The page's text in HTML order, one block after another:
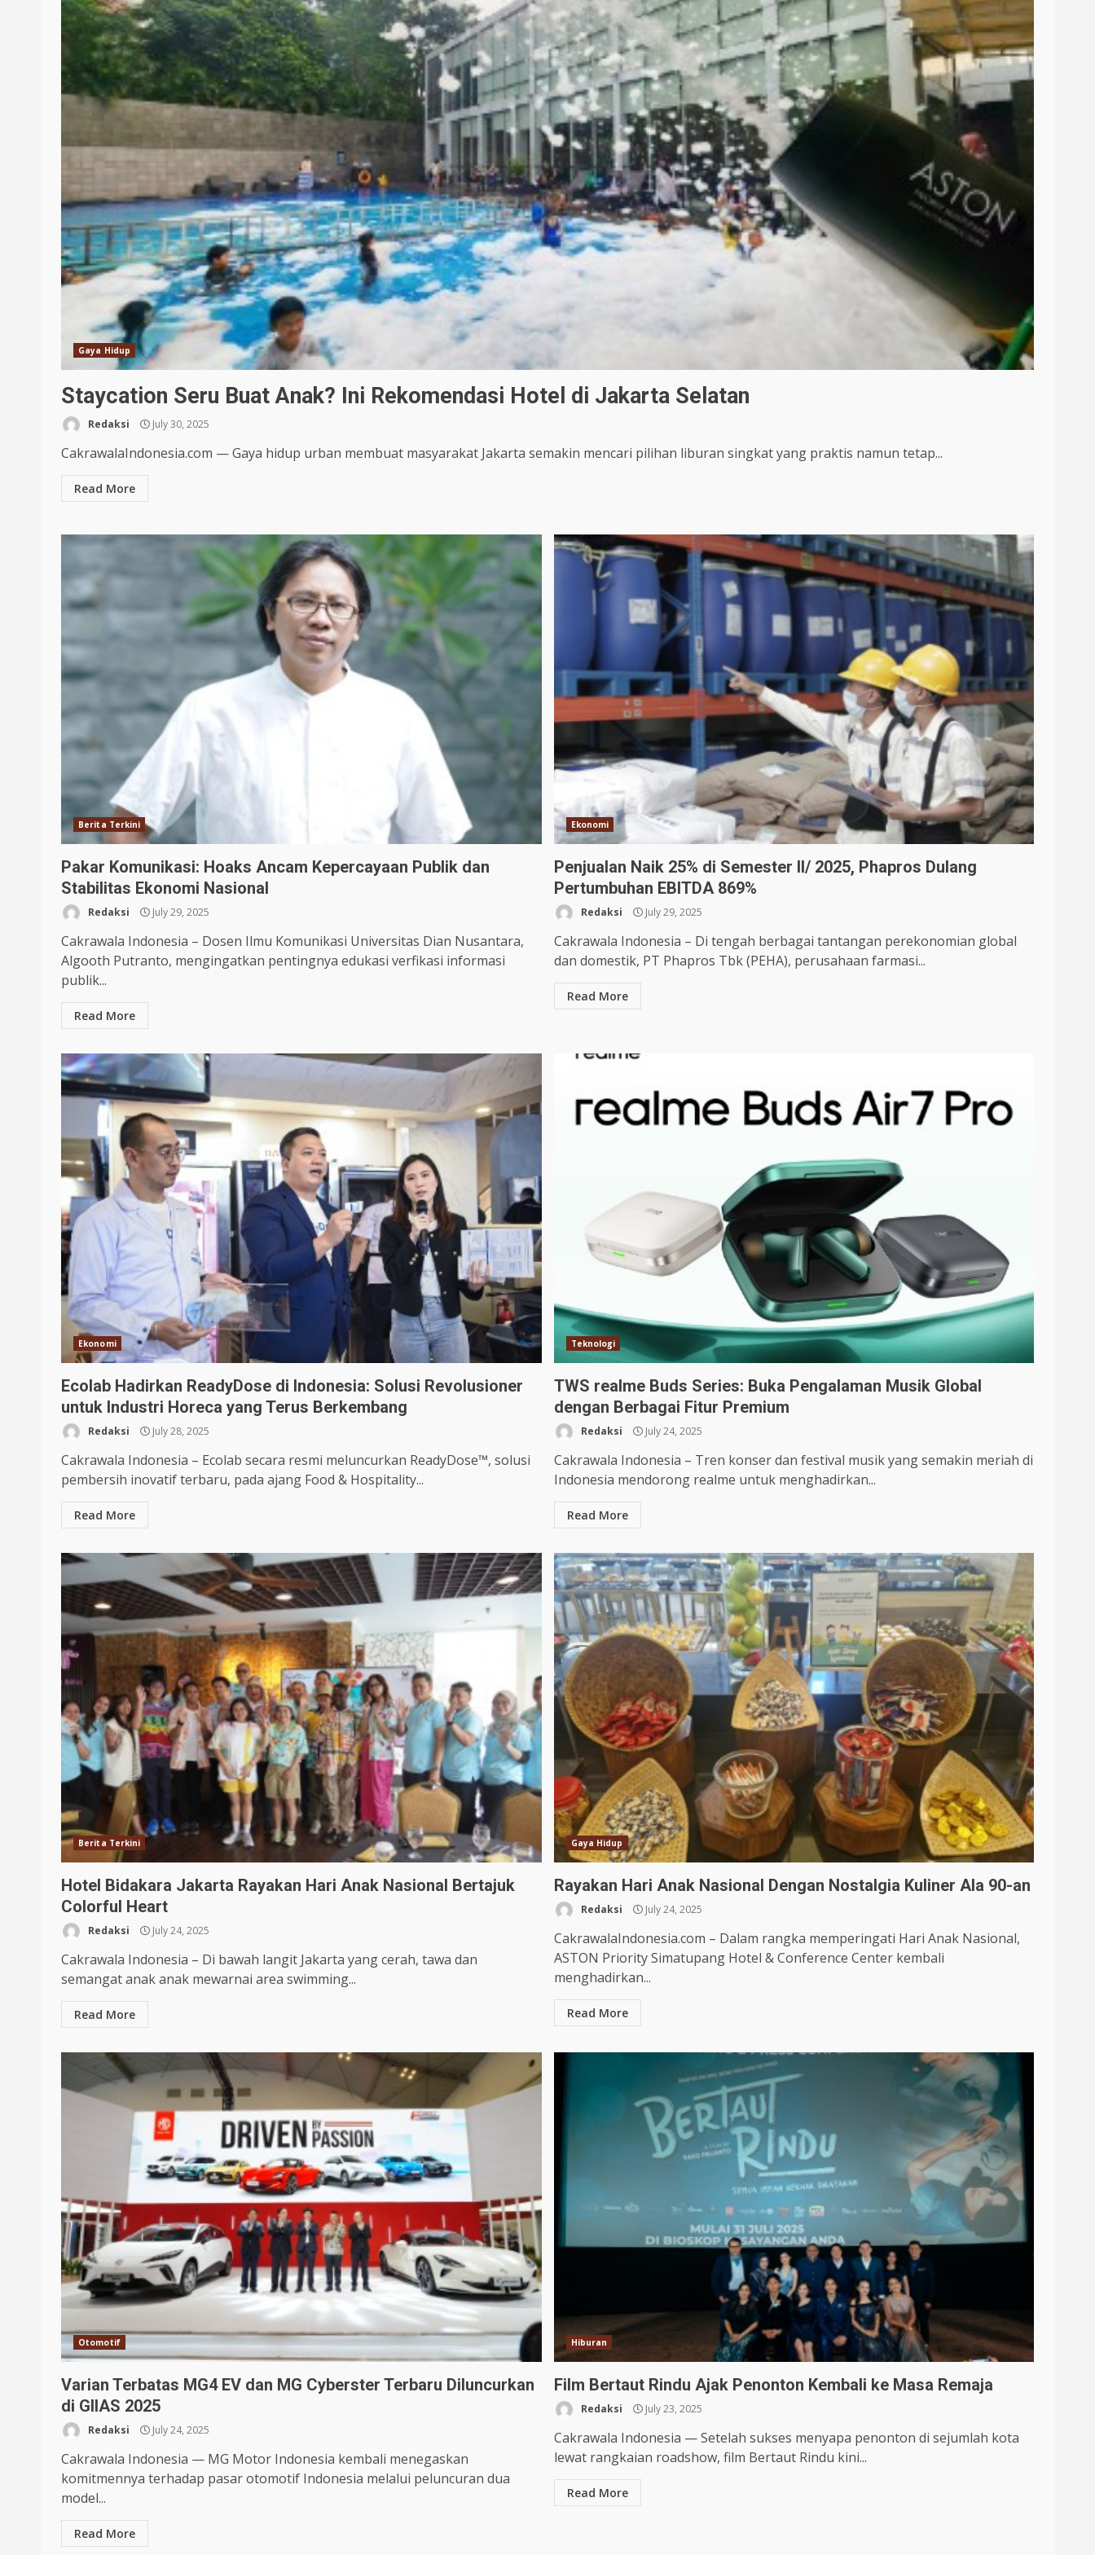
Gaya Hidup
Staycation Seru Buat Anak? Ini Rekomendasi Hotel di Jakarta Selatan
Redaksi July 30, 2025
CakrawalaIndonesia.com — Gaya hidup urban membuat masyarakat Jakarta semakin mencari pilihan liburan singkat yang praktis namun tetap...
Read More
Berita Terkini
Pakar Komunikasi: Hoaks Ancam Kepercayaan Publik dan
Stabilitas Ekonomi Nasional
Redaksi July 29, 2025
Cakrawala Indonesia – Dosen Ilmu Komunikasi Universitas Dian Nusantara,
Algooth Putranto, mengingatkan pentingnya edukasi verfikasi informasi
publik...
Read More
Ekonomi
Penjualan Naik 25% di Semester II/ 2025, Phapros Dulang
Pertumbuhan EBITDA 869%
Redaksi July 29, 2025
Cakrawala Indonesia – Di tengah berbagai tantangan perekonomian global
dan domestik, PT Phapros Tbk (PEHA), perusahaan farmasi...
Read More
Ekonomi
Ecolab Hadirkan ReadyDose di Indonesia: Solusi Revolusioner
untuk Industri Horeca yang Terus Berkembang
Redaksi July 28, 2025
Cakrawala Indonesia – Ecolab secara resmi meluncurkan ReadyDose™, solusi
pembersih inovatif terbaru, pada ajang Food & Hospitality...
Read More
Teknologi
TWS realme Buds Series: Buka Pengalaman Musik Global
dengan Berbagai Fitur Premium
Redaksi July 24, 2025
Cakrawala Indonesia – Tren konser dan festival musik yang semakin meriah di
Indonesia mendorong realme untuk menghadirkan...
Read More
Berita Terkini
Hotel Bidakara Jakarta Rayakan Hari Anak Nasional Bertajuk
Colorful Heart
Redaksi July 24, 2025
Cakrawala Indonesia – Di bawah langit Jakarta yang cerah, tawa dan
semangat anak anak mewarnai area swimming...
Read More
Gaya Hidup
Rayakan Hari Anak Nasional Dengan Nostalgia Kuliner Ala 90-an
Redaksi July 24, 2025
CakrawalaIndonesia.com – Dalam rangka memperingati Hari Anak Nasional,
ASTON Priority Simatupang Hotel & Conference Center kembali
menghadirkan...
Read More
Otomotif
Varian Terbatas MG4 EV dan MG Cyberster Terbaru Diluncurkan
di GIIAS 2025
Redaksi July 24, 2025
Cakrawala Indonesia — MG Motor Indonesia kembali menegaskan
komitmennya terhadap pasar otomotif Indonesia melalui peluncuran dua
model...
Read More
Hiburan
Film Bertaut Rindu Ajak Penonton Kembali ke Masa Remaja
Redaksi July 23, 2025
Cakrawala Indonesia — Setelah sukses menyapa penonton di sejumlah kota
lewat rangkaian roadshow, film Bertaut Rindu kini...
Read More